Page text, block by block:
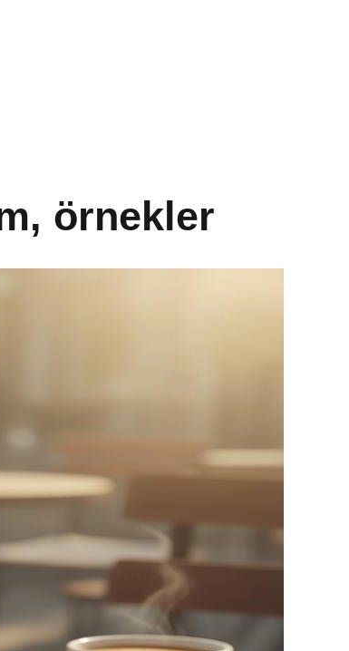
örnekler